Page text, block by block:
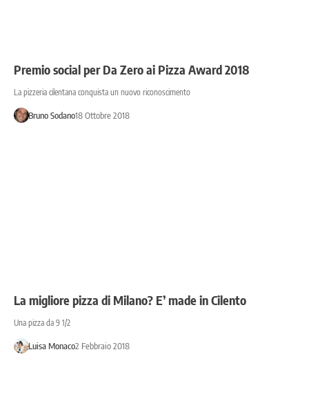
Premio social per Da Zero ai Pizza Award 2018
La pizzeria cilentana conquista un nuovo riconoscimento
Bruno Sodano18 Ottobre 2018
La migliore pizza di Milano? E’ made in Cilento
Una pizza da 9 1/2
Luisa Monaco2 Febbraio 2018